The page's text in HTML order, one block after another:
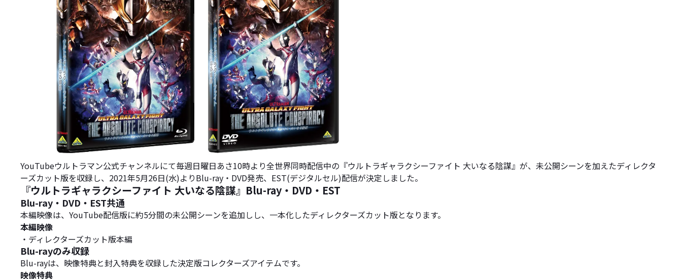
YouTubeウルトラマン公式チャンネルにて毎週日曜日あさ10時より全世界同時配信中の『ウルトラギャラクシーファイト 大いなる陰謀』が、未公開シーンを加えたディレクタ
ーズカット版を収録し、2021年5月26日(水)よりBlu-ray・DVD発売、EST(デジタルセル)配信が決定しました。
『ウルトラギャラクシーファイト 大いなる陰謀』Blu-ray・DVD・EST
Blu-ray・DVD・EST共通
本編映像は、YouTube配信版に約5分間の未公開シーンを追加しし、一本化したディレクターズカット版となります。
本編映像
・ディレクターズカット版本編
Blu-rayのみ収録
Blu-rayは、映像特典と封入特典を収録した決定版コレクターズアイテムです。
映像特典